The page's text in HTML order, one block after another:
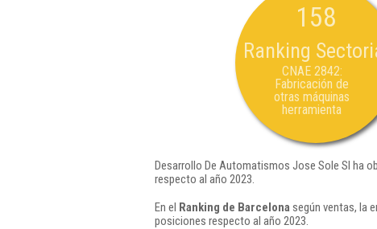
158
Ranking
CNAE 2842:
Fabricación de
otras máquinas
herramienta
Desarrollo De Automatismos Jose Sole Sl ha
respecto al año 2023.
En el Ranking de Barcelona según ventas, la
posiciones respecto al año 2023.